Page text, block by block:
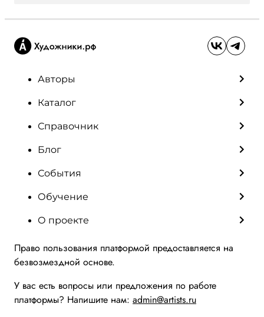
Авторы
Каталог
Справочник
Блог
События
Обучение
О проекте
Право пользования платформой предоставляется на
безвозмездной основе.
У вас есть вопросы или предложения по работе
платформы? Напишите нам: admin@artists.ru